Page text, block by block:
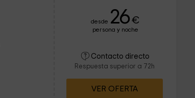
desde 26 €
persona y noche
Contacto directo
Respuesta superior a 72h
VER OFERTA